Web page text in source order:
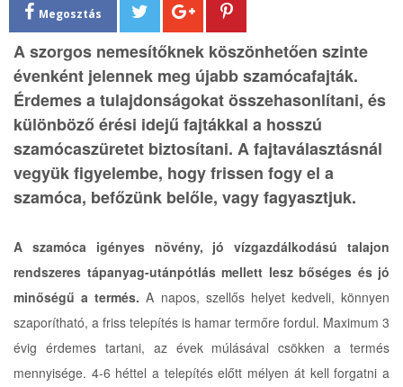
Megosztás
A szorgos nemesítőknek köszönhetően szinte
évenként jelennek meg újabb szamócafajták.
Érdemes a tulajdonságokat összehasonlítani, és
különböző érési idejű fajtákkal a hosszú
szamócaszüretet biztosítani. A fajtaválasztásnál
vegyük figyelembe, hogy frissen fogy el a
szamóca, befőzünk belőle, vagy fagyasztjuk.
A szamóca igényes növény, jó vízgazdálkodású talajon
rendszeres tápanyag-utánpótlás mellett lesz bőséges és jó
minőségű a termés.A napos, szellős helyet kedveli, könnyen
szaporítható, a friss telepítés is hamar termőre fordul. Maximum 3
évig érdemes tartani, az évek múlásával csökken a termés
mennyisége. 4-6 héttel a telepítés előtt mélyen át kell forgatni a